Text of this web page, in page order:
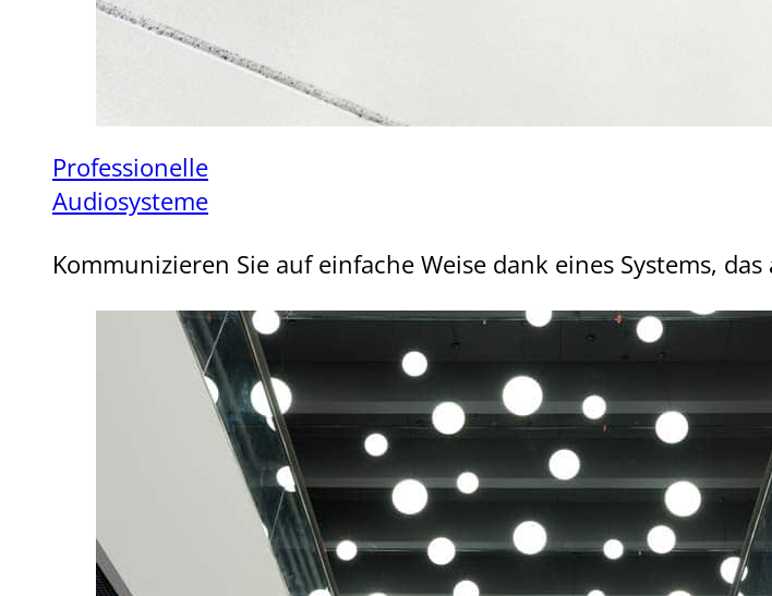
Professionelle
Audiosysteme
Kommunizieren Sie auf einfache Weise dank eines Systems,